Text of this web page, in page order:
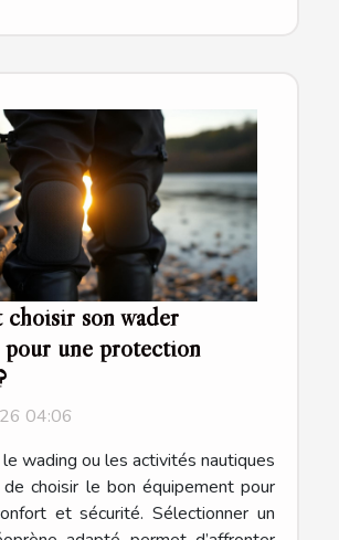
choisir son wader
pour une protection
04:06
le wading ou les activités nautiques
choisir le bon équipement pour
et sécurité. Sélectionner un